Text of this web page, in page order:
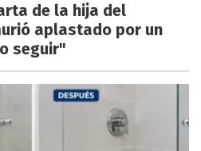
de la hija del
aplastado por un
seguir"